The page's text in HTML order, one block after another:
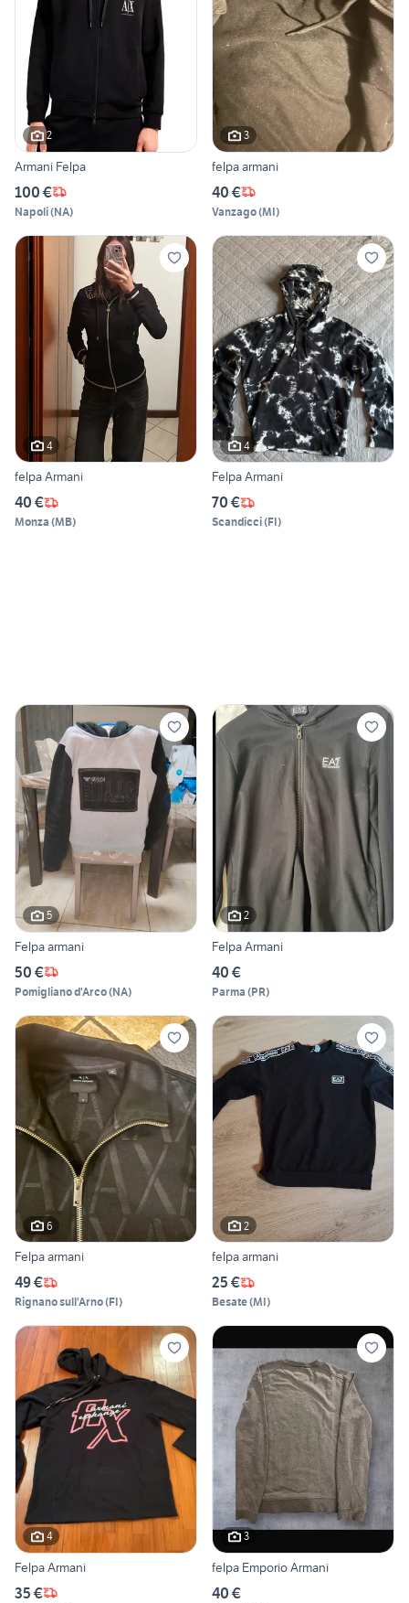
2
Armani Felpa
100 €
Napoli(NA)
3
felpa armani
40 €
Vanzago(MI)
4
felpa Armani
40 €
Monza (MB)
4
Felpa Armani
70 €
Scandicci(FI)
5
Felpa armani
50 €
Pomigliano d'Arco(NA)
2
Felpa Armani
40 €
Parma (PR)
6
Felpa armani
49 €
Rignano sull'Arno(FI)
2
felpa armani
25 €
Besate(MI)
4
Felpa Armani
35 €
3
felpa Emporio Armani
40 €